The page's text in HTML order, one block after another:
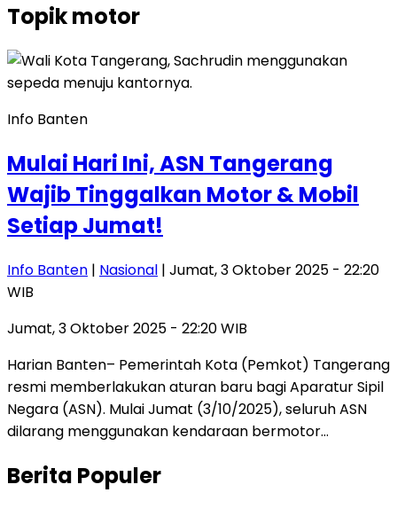
Topikmotor
Info Banten
Mulai Hari Ini, ASN Tangerang
Wajib Tinggalkan Motor & Mobil
Setiap Jumat!
Info Banten | Nasional | Jumat, 3 Oktober 2025 - 22:20
WIB
Jumat, 3 Oktober 2025 - 22:20 WIB
Harian Banten– Pemerintah Kota (Pemkot) Tangerang
resmi memberlakukan aturan baru bagi Aparatur Sipil
Negara (ASN). Mulai Jumat (3/10/2025), seluruh ASN
dilarang menggunakan kendaraan bermotor…
Berita Populer